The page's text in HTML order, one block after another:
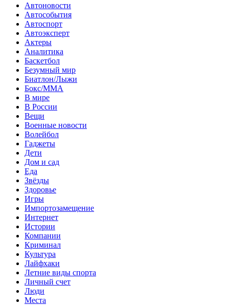
Автоновости
Автособытия
Автоспорт
Автоэксперт
Актеры
Аналитика
Баскетбол
Безумный мир
Биатлон/Лыжи
Бокс/MMA
В мире
В России
Вещи
Военные новости
Волейбол
Гаджеты
Дети
Дом и сад
Еда
Звёзды
Здоровье
Игры
Импортозамещение
Интернет
Истории
Компании
Криминал
Культура
Лайфхаки
Летние виды спорта
Личный счет
Люди
Места